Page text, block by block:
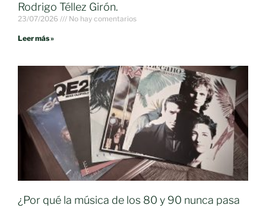
Rodrigo Téllez Girón.
23/07/2026 No hay comentarios
Leer más »
¿Por qué la música de los 80 y 90 nunca pasa